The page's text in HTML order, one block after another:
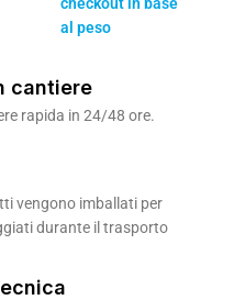
al peso
cantiere
rapida in 24/48 ore.
vengono imballati per
durante il trasporto